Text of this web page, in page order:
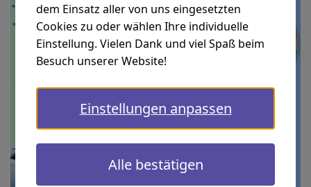
dem Einsatz aller von uns eingesetzten
Cookies zu oder wählen Ihre individuelle
Einstellung. Vielen Dank und viel Spaß beim
Besuch unserer Website!
Einstellungen anpassen
Alle bestätigen